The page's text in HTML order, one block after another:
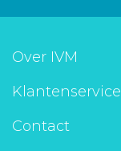
Over IVM
Klantenservice
Contact